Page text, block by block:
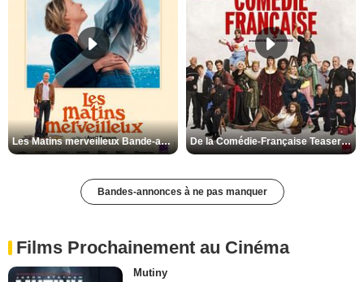
Les Matins merveilleux Bande-annonce VF De la Comédie-Française Teaser VF
Bandes-annonces à ne pas manquer
Films Prochainement au Cinéma
Mutiny